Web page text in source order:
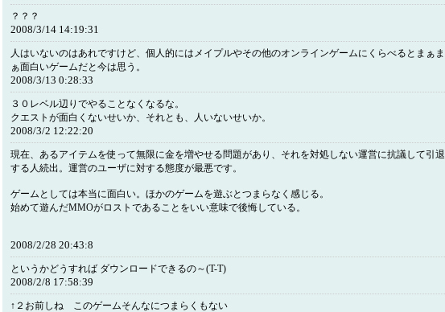
？？？
2008/3/14 14:19:31
人はいないのはあれですけど、個人的にはメイプルやその他のオンラインゲームにくらべるとまぁま
ぁ面白いゲームだと今は思う。
2008/3/13 0:28:33
３０レベル辺りでやることなくなるな。
クエストが面白くないせいか、それとも、人いないせいか。
2008/3/2 12:22:20
現在、あるアイテムを使って無限に金を増やせる問題があり、それを対処しない運営に抗議して引退
する人続出。運営のユーザに対する態度が最悪です。
ゲームとしては本当に面白い。ほかのゲームを遊ぶとつまらなく感じる。
始めて遊んだMMOがロストであることをいい意味で後悔している。
2008/2/28 20:43:8
というかどうすれば ダウンロードできるの～(T-T)
2008/2/8 17:58:39
↑２お前しね このゲームそんなにつまらくもない